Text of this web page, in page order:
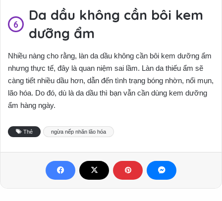
Da dầu không cần bôi kem
dưỡng ẩm
Nhiều nàng cho rằng, làn da dầu không cần bôi kem dưỡng ẩm
nhưng thực tế, đây là quan niệm sai lầm. Làn da thiếu ẩm sẽ
càng tiết nhiều dầu hơn, dẫn đến tình trạng bóng nhờn, nổi mụn,
lão hóa. Do đó, dù là da dầu thì bạn vẫn cần dùng kem dưỡng
ẩm hàng ngày.
Thẻ ngừa nếp nhăn lão hóa